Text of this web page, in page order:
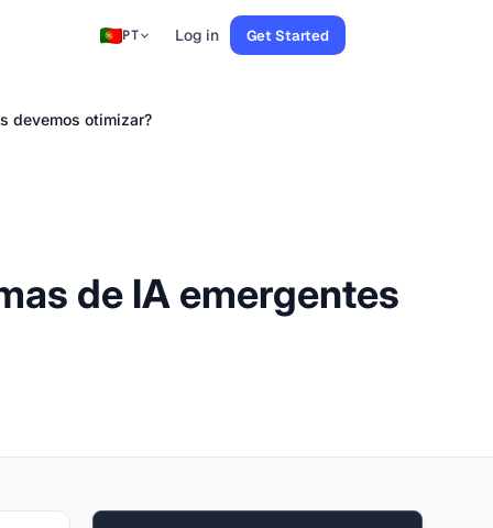
PT Log in Get Started
devemos otimizar?
de IA emergentes